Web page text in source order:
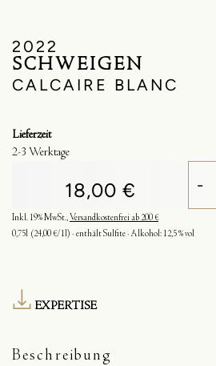
2022
SCHWEIGEN
CALCAIRE BLANC
Lieferzeit
2-3 Werktage
18,00 €
Inkl. 19% MwSt., Versandkostenfrei ab 200 €
-
0,75l (24,00 €/1l) enthält Sulfite Alkohol: 12,5 % vol
EXPERTISE
Beschreibung